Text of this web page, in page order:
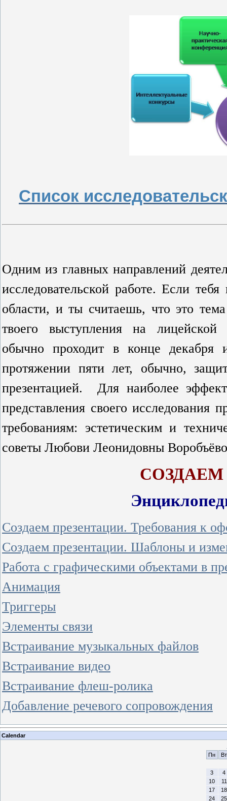
Список
Одним из главных направлений
исследовательской работе. Если
области, и ты считаешь, что это
твоего выступления на лицейской
обычно проходит в конце
протяжении пяти лет, обычно,
презентацией. Для наиболее
представления своего исследования
требованиям: эстетическим и
советы Любови Леонидовны
Создаем презентации. Требования к
Создаем презентации. Шаблоны и
Работа с графическими объектами в
Анимация
Триггеры
Элементы связи
Встраивание музыкальных файлов
Встраивание видео
Встраивание флеш-ролика
Добавление речевого сопровождения
Calendar
Пн
Вт
3
4
10
11
17
18
24
25